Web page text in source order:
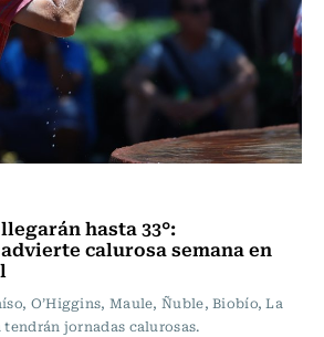
hasta 33°:
calurosa semana en
O’Higgins, Maule, Ñuble, Biobío, La
jornadas calurosas.